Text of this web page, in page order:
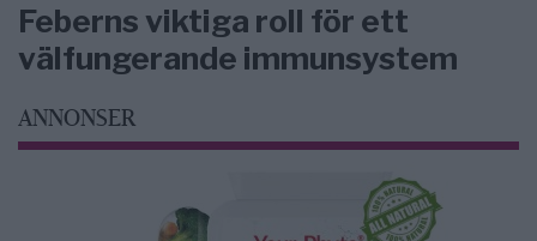
Feberns viktiga roll för ett
välfungerande immunsystem
ANNONSER